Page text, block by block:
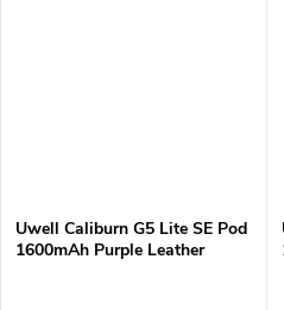
Uwell Caliburn G5 Lite SE Pod
1600mAh Purple Leather